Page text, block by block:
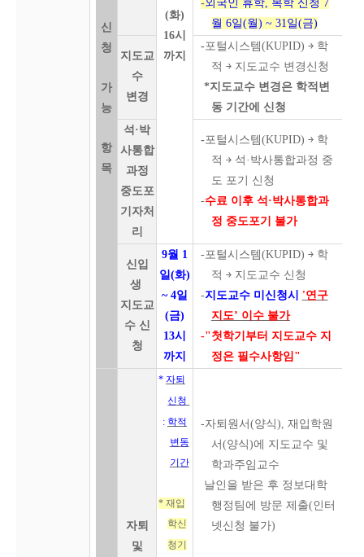
신
청
가
능
항
목
(화)
16시
까지
-외국인 휴학, 복학 신청 7
월 6일(월) ~ 31일(금)
지도교
수
변경
-포털시스템(KUPID) ￫ 학
적 ￫ 지도교수 변경신청
*지도교수 변경은 학적변
동 기간에 신청
석·박
사통합
과정
중도포
기자처
리
-포털시스템(KUPID) ￫ 학
적 ￫ 석·박사통합과정 중
도 포기 신청
-수료 이후 석·박사통합과
정 중도포기 불가
신입
생
지도교
수 신
청
9월 1
일(화)
~ 4일
(금)
13시
까지
-포털시스템(KUPID) ￫ 학
적 ￫ 지도교수 신청
-지도교수 미신청시 '연구
지도’ 이수 불가
-"첫학기부터 지도교수 지
정은 필수사항임"
자퇴
및
* 자퇴
신청
: 학적
변동
기간
* 재입
학신
청기
-자퇴원서(양식), 재입학원
서(양식)에 지도교수 및
학과주임교수
날인을 받은 후 정보대학
행정팀에 방문 제출(인터
넷신청 불가)